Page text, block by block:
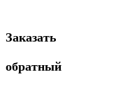
Заказать
обратный